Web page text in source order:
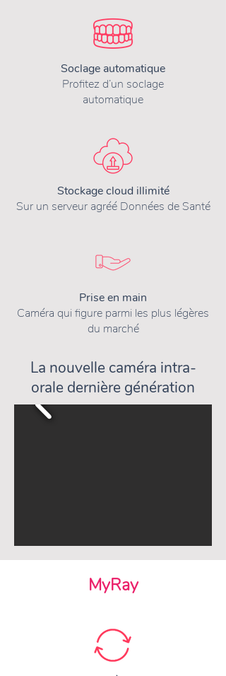
Soclage automatique
Profitez d’un soclage
automatique
Stockage cloud illimité
Sur un serveur agréé Données de Santé
Prise en main
Caméra qui figure parmi les plus légères
du marché
La nouvelle caméra intra-
orale dernière génération
MyRay